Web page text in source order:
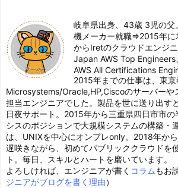
岐阜県出身、43歳 3児の
機メーカー就職⇒2015年
からIretのクラウドエンジ
Japan AWS Top
AWS All Certifications
2015年までの仕事は、東
Microsystems/Oracle,HP,Ciscoのサーバーや
担当エンジニアでした。製品を世に送り出す
日夜サポート。2015年から三重県四日市市
シスのポジションで大規模システムの構築・
は、UNIXを中心にオンプレonly。2018年から
遅咲きながら、初めてパブリッククラウドを
ト。毎日、スキルとハートを磨いています。
よろしければ、エンジニアが書く コラムもお
ジニアがブログを書く理由）